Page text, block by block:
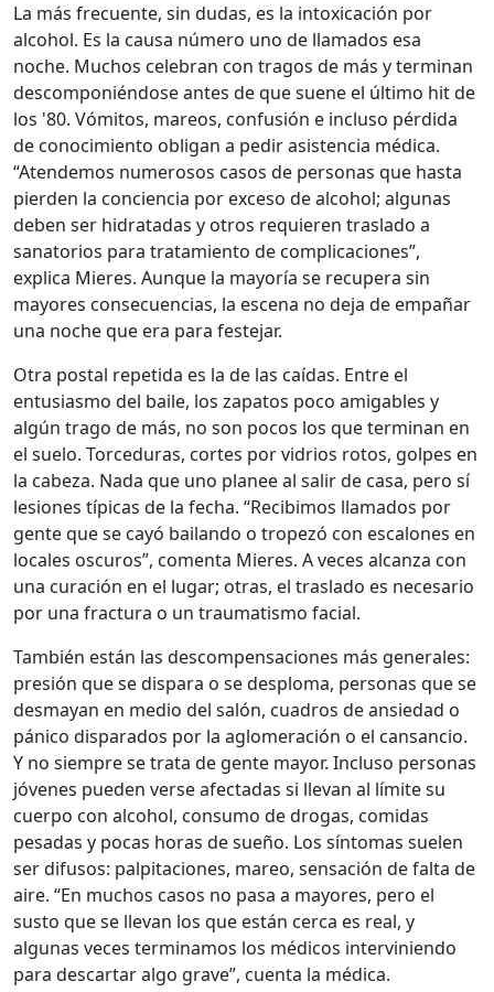
La más frecuente, sin dudas, es la intoxicación por
alcohol. Es la causa número uno de llamados esa
noche. Muchos celebran con tragos de más y terminan
descomponiéndose antes de que suene el último hit de
los '80. Vómitos, mareos, confusión e incluso pérdida
de conocimiento obligan a pedir asistencia médica.
“Atendemos numerosos casos de personas que hasta
pierden la conciencia por exceso de alcohol; algunas
deben ser hidratadas y otros requieren traslado a
sanatorios para tratamiento de complicaciones”,
explica Mieres. Aunque la mayoría se recupera sin
mayores consecuencias, la escena no deja de empañar
una noche que era para festejar.
Otra postal repetida es la de las caídas. Entre el
entusiasmo del baile, los zapatos poco amigables y
algún trago de más, no son pocos los que terminan en
el suelo. Torceduras, cortes por vidrios rotos, golpes en
la cabeza. Nada que uno planee al salir de casa, pero sí
lesiones típicas de la fecha. “Recibimos llamados por
gente que se cayó bailando o tropezó con escalones en
locales oscuros”, comenta Mieres. A veces alcanza con
una curación en el lugar; otras, el traslado es necesario
por una fractura o un traumatismo facial.
También están las descompensaciones más generales:
presión que se dispara o se desploma, personas que se
desmayan en medio del salón, cuadros de ansiedad o
pánico disparados por la aglomeración o el cansancio.
Y no siempre se trata de gente mayor. Incluso personas
jóvenes pueden verse afectadas si llevan al límite su
cuerpo con alcohol, consumo de drogas, comidas
pesadas y pocas horas de sueño. Los síntomas suelen
ser difusos: palpitaciones, mareo, sensación de falta de
aire. “En muchos casos no pasa a mayores, pero el
susto que se llevan los que están cerca es real, y
algunas veces terminamos los médicos interviniendo
para descartar algo grave”, cuenta la médica.